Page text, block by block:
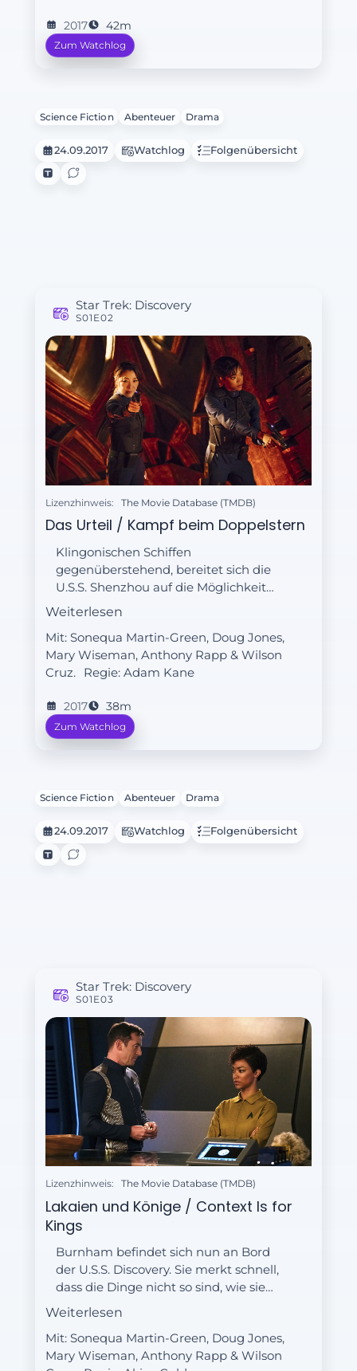
2017 42m
Zum Watchlog
Science Fiction Abenteuer Drama
24.09.2017 Watchlog Folgenübersicht
Star Trek: Discovery
S01E02
Lizenzhinweis: The Movie Database (TMDB)
Das Urteil / Kampf beim Doppelstern
Klingonischen Schiffen
gegenüberstehend, bereitet sich die
U.S.S. Shenzhou auf die Möglichkeit
eines Krieges vor, falls die
Inmitten der Turbulenzen blickt
Burnham zur Orientierung auf ihre
vulkanische Erziehung zurück.
Weiterlesen
Mit: Sonequa Martin-Green, Doug Jones,
Mary Wiseman, Anthony Rapp & Wilson
Cruz.
Regie: Adam Kane
2017 38m
Zum Watchlog
Science Fiction Abenteuer Drama
24.09.2017 Watchlog Folgenübersicht
Star Trek: Discovery
S01E03
Lizenzhinweis: The Movie Database (TMDB)
Lakaien und Könige / Context Is for
Kings
Burnham befindet sich nun an Bord
der U.S.S. Discovery. Sie merkt schnell,
dass die Dinge nicht so sind, wie sie
scheinen, einschließlich des
Weiterlesen
Mit: Sonequa Martin-Green, Doug Jones,
Mary Wiseman, Anthony Rapp & Wilson